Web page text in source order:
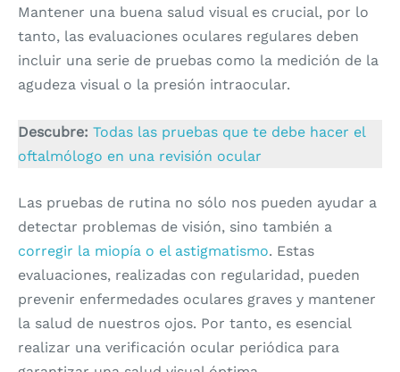
Mantener una buena salud visual es crucial, por lo
tanto, las evaluaciones oculares regulares deben
incluir una serie de pruebas como la medición de la
agudeza visual o la presión intraocular.
Descubre: Todas las pruebas que te debe hacer el
oftalmólogo en una revisión ocular
Las pruebas de rutina no sólo nos pueden ayudar a
detectar problemas de visión, sino también a
corregir la miopía o el astigmatismo. Estas
evaluaciones, realizadas con regularidad, pueden
prevenir enfermedades oculares graves y mantener
la salud de nuestros ojos. Por tanto, es esencial
realizar una verificación ocular periódica para